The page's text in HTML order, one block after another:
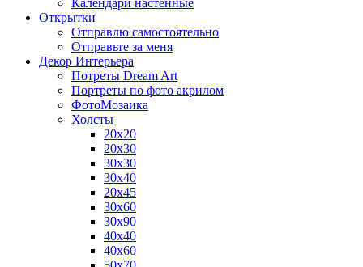
Открытки
Отправлю самостоятельно
Отправьте за меня
Декор Интерьера
Потреты Dream Art
Портреты по фото акрилом
ФотоМозаика
Холсты
20х20
20х30
30х30
30х40
20х45
30х60
30х90
40х40
40х60